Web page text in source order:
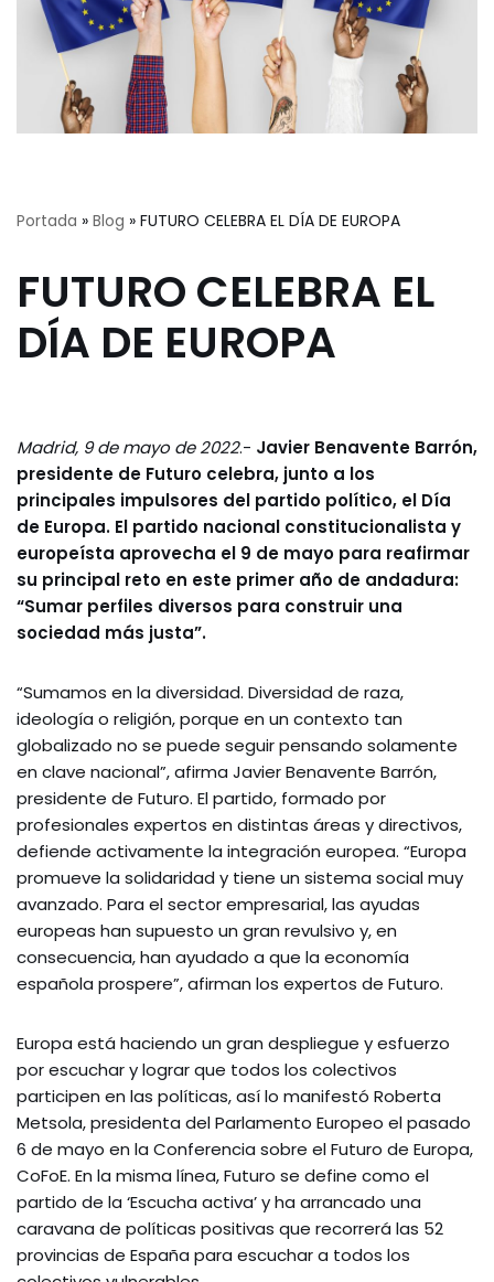
Portada » Blog » FUTURO CELEBRA EL DÍA DE EUROPA
FUTURO CELEBRA EL
DÍA DE EUROPA
Madrid, 9 de mayo de 2022.- Javier Benavente Barrón,
presidente de Futuro celebra, junto a los
principales impulsores del partido político, el Día
de Europa. El partido nacional constitucionalista y
europeísta aprovecha el 9 de mayo para reafirmar
su principal reto en este primer año de andadura:
“Sumar perfiles diversos para construir una
sociedad más justa”.
“Sumamos en la diversidad. Diversidad de raza,
ideología o religión, porque en un contexto tan
globalizado no se puede seguir pensando solamente
en clave nacional”, afirma Javier Benavente Barrón,
presidente de Futuro. El partido, formado por
profesionales expertos en distintas áreas y directivos,
defiende activamente la integración europea. “Europa
promueve la solidaridad y tiene un sistema social muy
avanzado. Para el sector empresarial, las ayudas
europeas han supuesto un gran revulsivo y, en
consecuencia, han ayudado a que la economía
española prospere”, afirman los expertos de Futuro.
Europa está haciendo un gran despliegue y esfuerzo
por escuchar y lograr que todos los colectivos
participen en las políticas, así lo manifestó Roberta
Metsola, presidenta del Parlamento Europeo el pasado
6 de mayo en la Conferencia sobre el Futuro de Europa,
CoFoE. En la misma línea, Futuro se define como el
partido de la ‘Escucha activa’ y ha arrancado una
caravana de políticas positivas que recorrerá las 52
provincias de España para escuchar a todos los